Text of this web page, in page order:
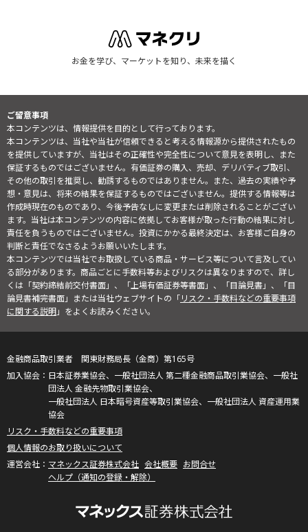
お金を学び、マーケットを知り、未来を描く
ご留意事項
本コンテンツは、情報提供を目的として行っております。
本コンテンツは、当社や当社が信頼できると考える情報源から提供されたもの
を提供していますが、当社はその正確性や完全性について意見を表明し、また
保証するものではございません。有価証券の購入、売却、デリバティブ取引、
その他の取引を推奨し、勧誘するものではありません。また、過去の実績や予
想・意見は、将来の結果を保証するものではございません。提供する情報等は
作成時現在のものであり、今後予告なしに変更または削除されることがござい
ます。当社は本コンテンツの内容に依拠してお客様が取った行動の結果に対し
責任を負うものではございません。投資にかかる最終決定は、お客様ご自身の
判断と責任でなさるようお願いいたします。
本コンテンツでは当社でお取扱している商品・サービス等について言及してい
る部分があります。商品ごとに手数料等およびリスクは異なりますので、詳し
くは「契約締結前交付書面」、「上場有価証券等書面」、「目論見書」、「目
論見書補完書面」または当社ウェブサイトの「リスク・手数料などの重要事項
に関する説明」をよくお読みください。
金融商品取引業者 関東財務局長（金商）第165号
日本証券業協会、一般社団法人 第二種金融商品取引業協会、一般社
団法人 金融先物取引業協会、
一般社団法人 日本暗号資産等取引業協会、一般社団法人 資産運用業
協会
リスク・手数料などの重要事項
個人情報のお取り扱いについて
マネックス証券株式会社 会社概要 お問合せ
ヘルプ（通知の登録・解除）